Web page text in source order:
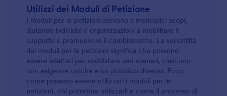
Utilizzi dei Moduli di Petizione
I moduli per le petizioni servono a molteplici scopi,
aiutando individui e organizzazioni a mobilitare il
supporto e promuovere il cambiamento. La versatilità
dei moduli per le petizioni significa che possono
essere adattati per soddisfare vari scenari, ciascuno
con esigenze uniche e un pubblico diverso. Ecco
come possono essere utilizzati i moduli per le
petizioni, chi potrebbe utilizzarli e come il processo di